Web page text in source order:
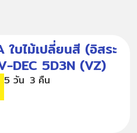
บไม้เปลี่ยนสี (อิสระ
DEC 5D3N (VZ)
5 วัน 3 คืน